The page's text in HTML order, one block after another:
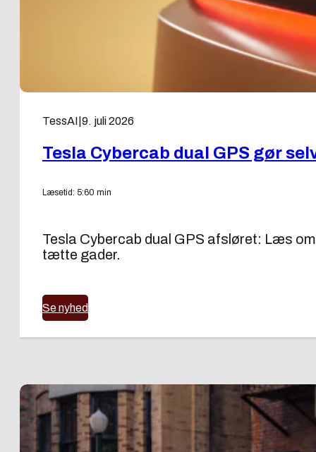
TessAI 9. juli 2026
Tesla Cybercab dual GPS gør
Læsetid: 5:60 min
Tesla Cybercab dual GPS afsløret: Læs
tætte gader.
Se nyhed